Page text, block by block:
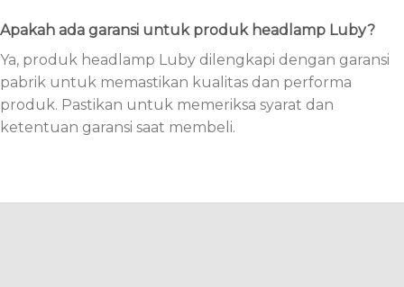
Apakah ada garansi untuk produk headlamp Luby?
Ya, produk headlamp Luby dilengkapi dengan garansi
pabrik untuk memastikan kualitas dan performa
produk. Pastikan untuk memeriksa syarat dan
ketentuan garansi saat membeli.